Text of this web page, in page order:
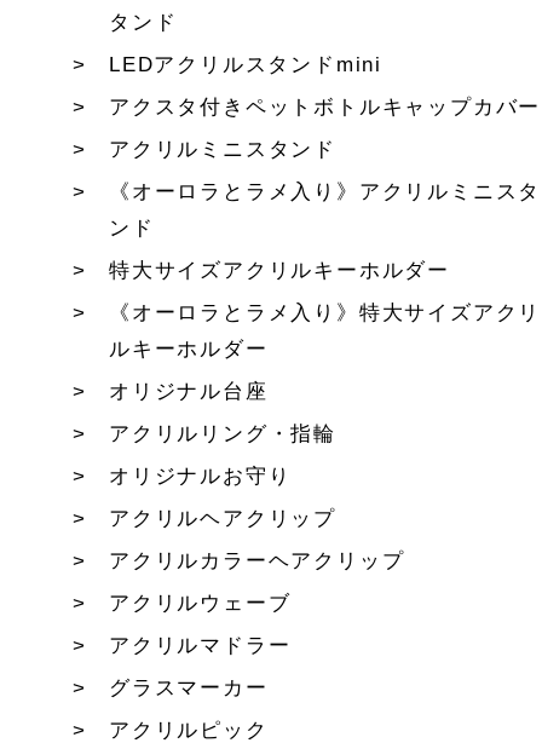
タンド
LEDアクリルスタンドmini
アクスタ付きペットボトルキャップカバー
アクリルミニスタンド
《オーロラとラメ入り》アクリルミニスタ
ンド
特大サイズアクリルキーホルダー
《オーロラとラメ入り》特大サイズアクリ
ルキーホルダー
オリジナル台座
アクリルリング・指輪
オリジナルお守り
アクリルヘアクリップ
アクリルカラーヘアクリップ
アクリルウェーブ
アクリルマドラー
グラスマーカー
アクリルピック